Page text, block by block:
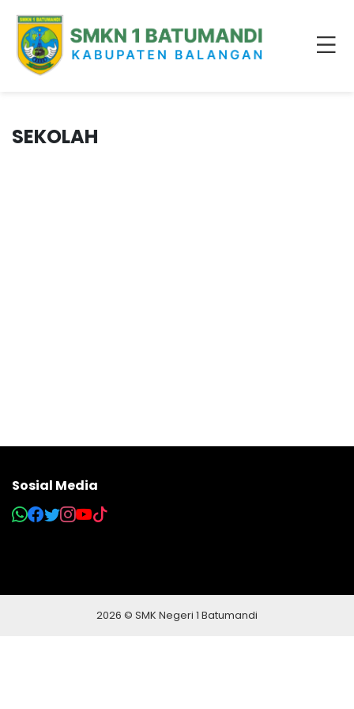
SEKOLAH
Sosial Media
2026 © SMK Negeri 1 Batumandi